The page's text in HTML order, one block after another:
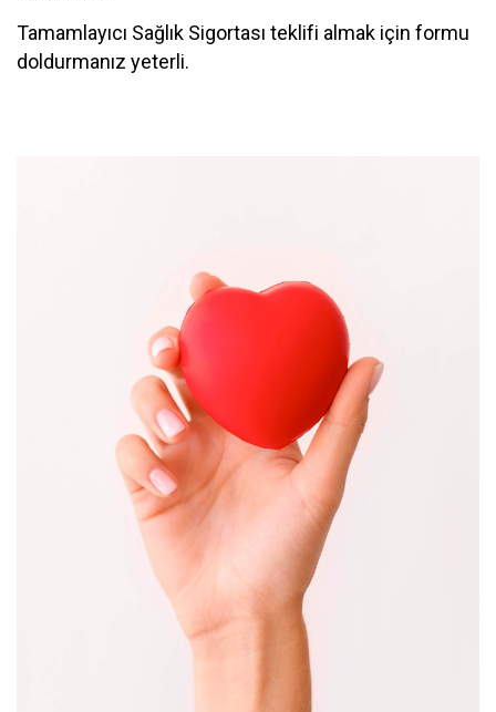
Tamamlayıcı Sağlık Sigortası teklifi almak için formu
doldurmanız yeterli.